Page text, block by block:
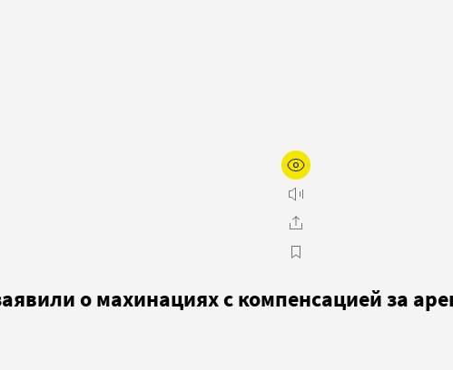
о махинациях с компенсацией за